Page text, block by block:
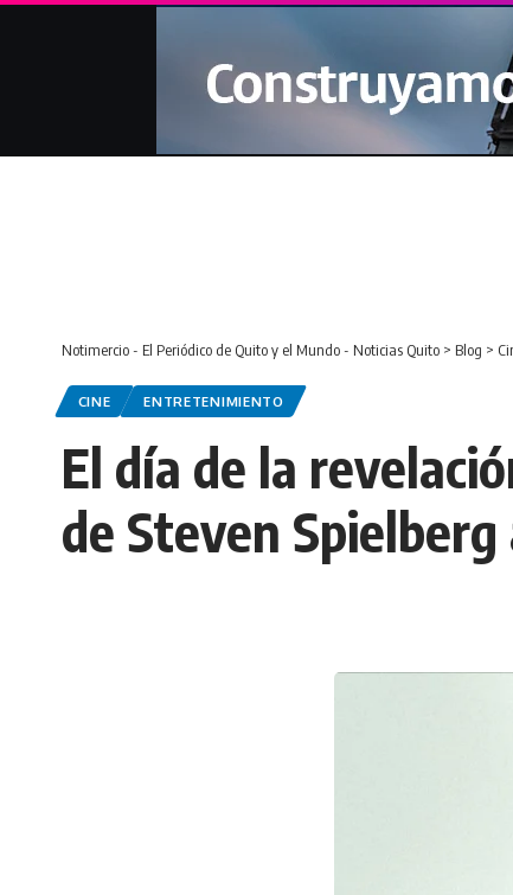
Notimercio - El Periódico de Quito y el Mundo - Noticias Quito > Blog >
CINE ENTRETENIMIENTO
El día de la
de Steven